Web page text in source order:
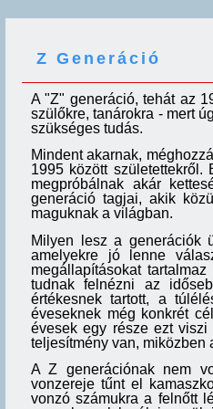
Z Generáció
A "Z" generáció, tehát az
szülőkre, tanárokra - mert
szükséges tudás.
Mindent akarnak,
1995 között
megpróbálnak akár
generáció tagjai, akik
maguknak a világban.
Milyen lesz a generációk
amelyekre jó lenne
megállapításokat
tudnak felnézni az
értékesnek tartott, a
éveseknek még konkrét
évesek egy része ezt
teljesítmény van, miközben
A Z generációnak nem
vonzereje tűnt el
vonzó számukra a felnőtt